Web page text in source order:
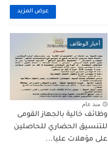
عرض المزيد
أخبار الوظائف
منذ عام
وظائف خالية بالجهاز القومى
للتنسيق الحضاري للحاصلين
على مؤهلات عليا...